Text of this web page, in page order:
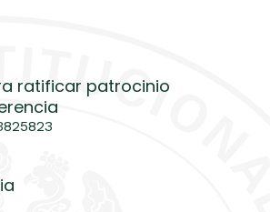
ratificar patrocinio